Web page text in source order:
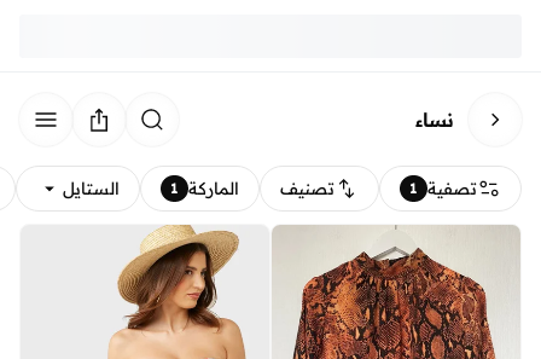
نساء
تصفية 1 تصنيف الماركة 1 الستايل